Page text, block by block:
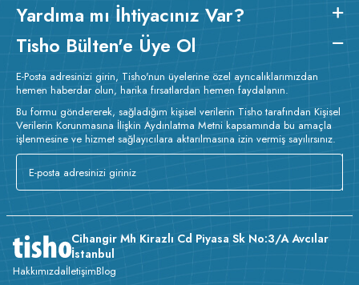
Yardıma mı İhtiyacınız Var?
Tisho Bülten'e Üye Ol
E-Posta adresinizi girin, Tisho'nun üyelerine özel ayrıcalıklarımızdan
hemen haberdar olun, harika fırsatlardan hemen faydalanın.
Bu formu göndererek, sağladığım kişisel verilerin Tisho tarafından Kişisel
Verilerin Korunmasına İlişkin Aydınlatma Metni kapsamında bu amaçla
işlenmesine ve hizmet sağlayıcılara aktarılmasına izin vermiş sayılırsınız.
Cihangir Mh Kirazlı Cd Piyasa Sk No:3/A Avcılar
İstanbul
HakkımızdaİletişimBlog